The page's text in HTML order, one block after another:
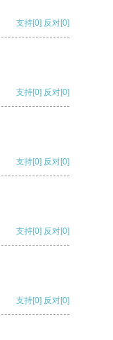
支持[0] 反对[0]
支持[0] 反对[0]
支持[0] 反对[0]
支持[0] 反对[0]
支持[0] 反对[0]